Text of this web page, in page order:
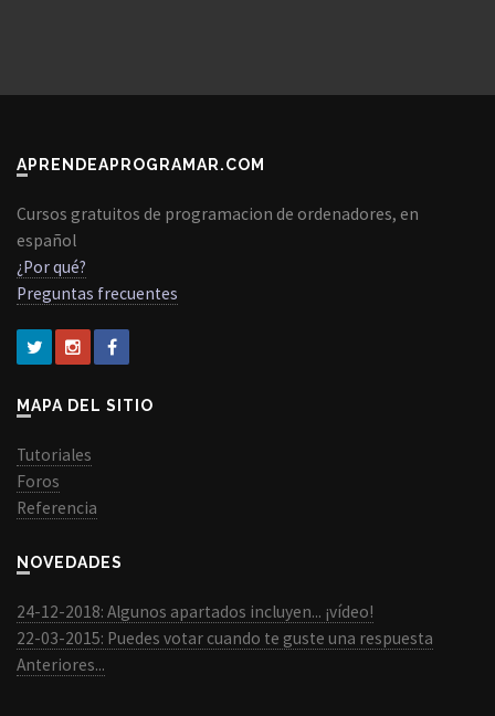
APRENDEAPROGRAMAR.COM
Cursos gratuitos de programacion de ordenadores, en
español
¿Por qué?
Preguntas frecuentes
MAPA DEL SITIO
Tutoriales
Foros
Referencia
NOVEDADES
24-12-2018: Algunos apartados incluyen... ¡vídeo!
22-03-2015: Puedes votar cuando te guste una respuesta
Anteriores...